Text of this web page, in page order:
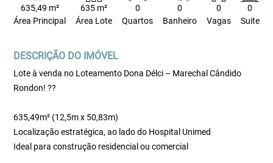
635,49 m²
Área Principal
635 m²
Área Lote
0
Quartos
0
Banheiro
0
Vagas
0
Suite
DESCRIÇÃO DO IMÓVEL
Lote à venda no Loteamento Dona Délci – Marechal Cândido
Rondon! ??
635,49m² (12,5m x 50,83m)
Localização estratégica, ao lado do Hospital Unimed
Ideal para construção residencial ou comercial